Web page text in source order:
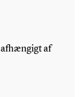
afhængigt af